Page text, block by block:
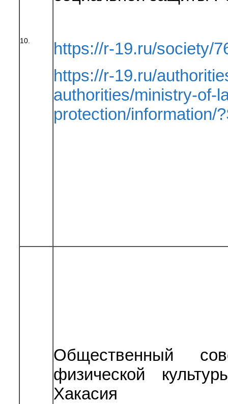
10.
https://r-19.ru/society/
https://r-19.ru/
authorities/ministry-of-
protection/information/
Общественный
физической
Хакасия